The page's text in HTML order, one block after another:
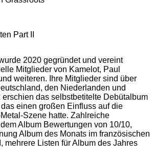
Part II
2020 gegründet und vereint
Mitglieder von Kamelot, Paul
weiteren. Ihre Mitglieder sind über
den Niederlanden und
das selbstbetitelte Debütalbum
einen großen Einfluss auf die
Szene hatte. Zahlreiche
Album Bewertungen von 10/10,
Album des Monats im französischen
mehrere Listen für Album des Jahres